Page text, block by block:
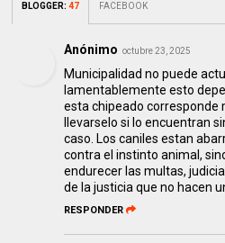
BLOGGER:47 FACEBOOK
Anónimo octubre 23, 2025
Municipalidad no puede
lamentablemente esto
esta chipeado corresponde
llevarselo si lo encuentran
caso. Los caniles estan
contra el instinto animal,
endurecer las multas,
de la justicia que no hacen
RESPONDER